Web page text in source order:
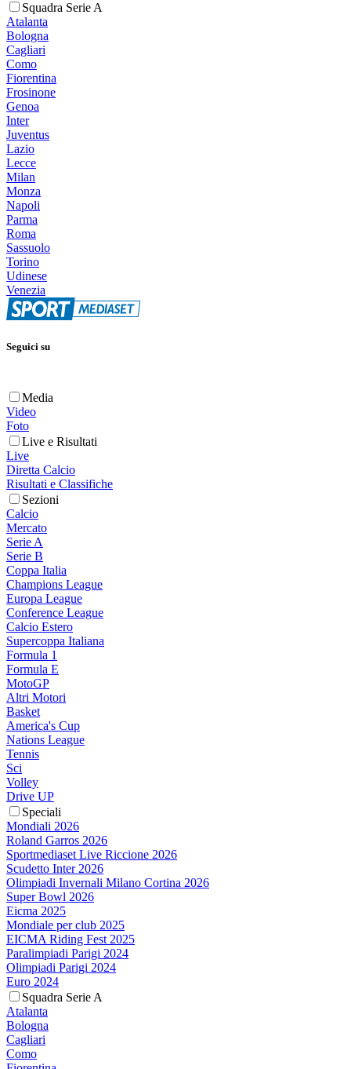
Squadra Serie A
Atalanta
Bologna
Cagliari
Como
Fiorentina
Frosinone
Genoa
Inter
Juventus
Lazio
Lecce
Milan
Monza
Napoli
Parma
Roma
Sassuolo
Torino
Udinese
Venezia
Seguici su
Media
Video
Foto
Live e Risultati
Live
Diretta Calcio
Risultati e Classifiche
Sezioni
Calcio
Mercato
Serie A
Serie B
Coppa Italia
Champions League
Europa League
Conference League
Calcio Estero
Supercoppa Italiana
Formula 1
Formula E
MotoGP
Altri Motori
Basket
America's Cup
Nations League
Tennis
Sci
Volley
Drive UP
Speciali
Mondiali 2026
Roland Garros 2026
Sportmediaset Live Riccione 2026
Scudetto Inter 2026
Olimpiadi Invernali Milano Cortina 2026
Super Bowl 2026
Eicma 2025
Mondiale per club 2025
EICMA Riding Fest 2025
Paralimpiadi Parigi 2024
Olimpiadi Parigi 2024
Euro 2024
Squadra Serie A
Atalanta
Bologna
Cagliari
Como